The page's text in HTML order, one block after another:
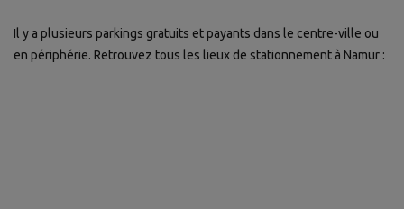
Il y a plusieurs parkings gratuits et payants dans le centre-ville ou
en périphérie. Retrouvez tous les lieux de stationnement à Namur :